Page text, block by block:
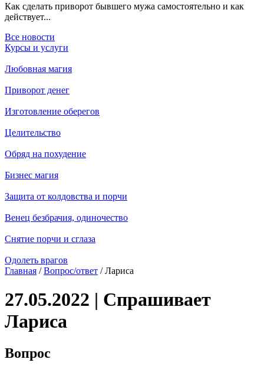
Как сделать приворот бывшего мужа самостоятельно и как
действует...
Все новости
Курсы и услуги
Любовная магия
Приворот денег
Изготовление оберегов
Целительство
Обряд на похудение
Бизнес магия
Защита от колдовства и порчи
Венец безбрачия, одиночество
Снятие порчи и сглаза
Одолеть врагов
Главная /Вопрос/ответ / Лариса
27.05.2022 | Спрашивает
Лариса
Вопрос